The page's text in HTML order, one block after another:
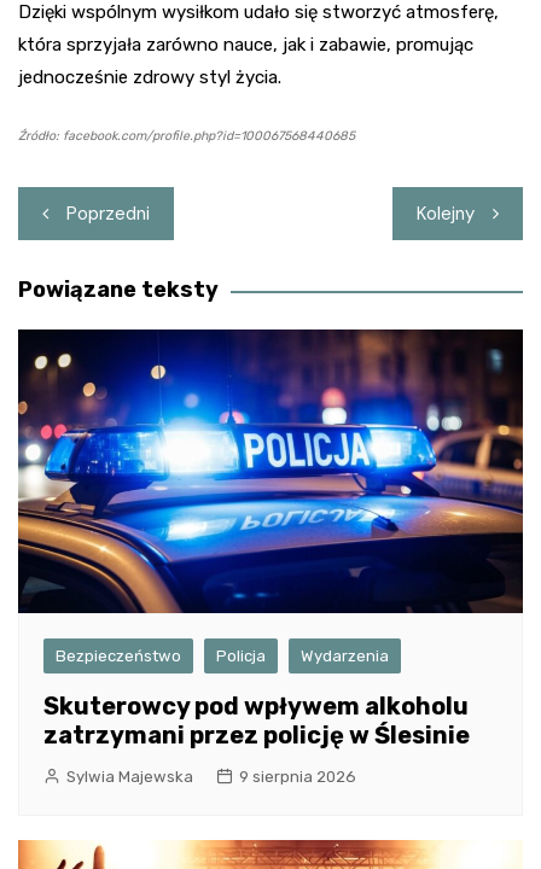
Dzięki wspólnym wysiłkom udało się stworzyć atmosferę,
która sprzyjała zarówno nauce, jak i zabawie, promując
jednocześnie zdrowy styl życia.
Źródło: facebook.com/profile.php?id=100067568440685
Nawigacja
wpisu
Poprzedni Kolejny
Powiązane teksty
Bezpieczeństwo Policja Wydarzenia
Skuterowcy pod wpływem alkoholu
zatrzymani przez policję w Ślesinie
Sylwia Majewska 9 sierpnia 2026